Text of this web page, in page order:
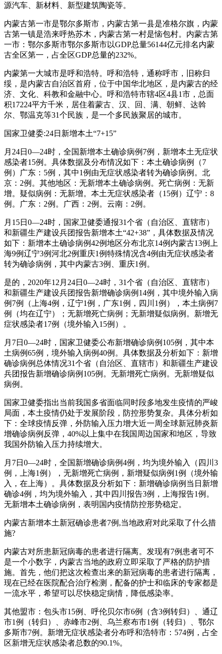
源汽车、新材料、新型建筑陶瓷等。
内蒙古第一市是鄂尔多斯市，内蒙古第一县是准格尔旗，内蒙
古第一镇是浩来呼热苏木，内蒙古第一村是恼包村。内蒙古第
一市：鄂尔多斯市鄂尔多斯市以GDP总量56144亿元排名内蒙
古全区第一，占全区GDP总量的232%。
内蒙第一大城市是呼和浩特。呼和浩特，通称呼市，旧称归
绥，是内蒙古自治区首府，位于中国华北地区，是内蒙古的经
济、文化、科教和金融中心。呼和浩特市辖4区4县1市，总面
积17224平方千米，居住着蒙古、汉、回、满、朝鲜、达斡
尔、鄂温克等31个民族，是一个多民族聚居的城市。
国家卫健委:24日新增本土“7+15”
月24日0—24时，全国新增本土确诊病例7例，新增本土无症状
感染者15例。具体数据及分布情况如下：本土确诊病例（7
例）广东：5例，其中1例由无症状感染者转为确诊病例。北
京：2例。其他地区：无新增本土确诊病例。死亡病例：无新
增。疑似病例：无新增。本土无症状感染者（15例）辽宁：8
例。广东：2例。广西：2例。云南：2例。
月15日0—24时，国家卫健委通报31个省（自治区、直辖市）
和新疆生产建设兵团报告新增本土“42+38”，具体数据及情况
如下：新增本土确诊病例42例地区分布北京14例内蒙古13例上
海9例辽宁3例河北2例重庆1例特殊情况含4例由无症状感染者
转为确诊病例，其中内蒙古3例、重庆1例。
是的，2020年12月24日0—24时，31个省（自治区、直辖市）
和新疆生产建设兵团报告新增确诊病例14例，其中境外输入病
例7例（上海4例，辽宁1例，广东1例，四川1例），本土病例7
例（均在辽宁）；无新增死亡病例；无新增疑似病例。新增无
症状感染者17例（境外输入15例）。
月7日0—24时，国家卫健委公布新增确诊病例105例，其中本
土病例65例，境外输入病例40例。具体数据及分析如下：新增
确诊病例总体情况31个省（自治区、直辖市）和新疆生产建设
兵团报告新增确诊病例105例。无新增死亡病例。无新增疑似
病例。
国家卫健委指出当前我国多省面临同时段多地发生疫情的严峻
局面，本土疫情仍处于发展阶段，防控形势复杂。具体分析如
下：全球疫情反弹，外防输入压力增大近一周全球新冠肺炎新
增确诊病例反弹，40%以上集中在我国周边国家和地区，导致
我国外防输入压力持续增大。
月7日0—24时，全国新增确诊病例4例，均为境外输入（四川3
例，上海1例），无新增死亡病例，新增疑似病例1例（境外输
入，在上海）。具体数据及分析如下：新增确诊病例当日新增
确诊4例，均为境外输入，其中四川报告3例，上海报告1例。
无新增本土确诊病例，表明国内疫情防控形势稳定。
内蒙古新增本土新冠确诊患者7例,当地政府对此采取了什么措
施?
内蒙古对所患新冠病毒的患者进行隔离。发现有7例患者可不
是一个小数字，内蒙古当地的政府立即采取了严格的防护措
施。首先，他们把这次检查出来的新冠病毒的患者进行隔离，
现在已经在医院配合治疗检测，配备的护士和临床的专家都是
一流水平，希望可以尽快稳定病情，降低感染率。
其他盟市：包头市15例、呼伦贝尔市6例（含3例转归）、通辽
市1例（转归）、赤峰市2例、乌兰察布市1例（转归）、鄂尔
多斯市7例。新增无症状感染者分布呼和浩特市：574例，占全
区新增无症状感染者总数的90.1%。